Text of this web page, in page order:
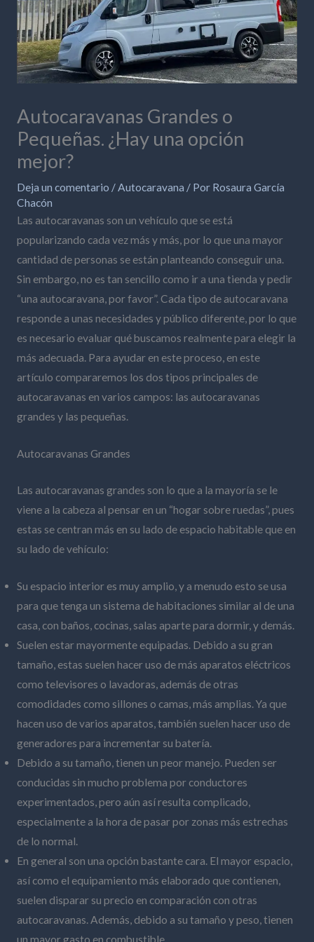
Autocaravanas Grandes o
Pequeñas. ¿Hay una opción
mejor?
Deja un comentario /Autocaravana / Por Rosaura García
Chacón
Las autocaravanas son un vehículo que se está
popularizando cada vez más y más, por lo que una mayor
cantidad de personas se están planteando conseguir una.
Sin embargo, no es tan sencillo como ir a una tienda y pedir
“una autocaravana, por favor”. Cada tipo de autocaravana
responde a unas necesidades y público diferente, por lo que
es necesario evaluar qué buscamos realmente para elegir la
más adecuada. Para ayudar en este proceso, en este
artículo compararemos los dos tipos principales de
autocaravanas en varios campos: las autocaravanas
grandes y las pequeñas.
Autocaravanas Grandes
Las autocaravanas grandes son lo que a la mayoría se le
viene a la cabeza al pensar en un “hogar sobre ruedas”, pues
estas se centran más en su lado de espacio habitable que en
su lado de vehículo:
Su espacio interior es muy amplio, y a menudo esto se usa
para que tenga un sistema de habitaciones similar al de una
casa, con baños, cocinas, salas aparte para dormir, y demás.
Suelen estar mayormente equipadas. Debido a su gran
tamaño, estas suelen hacer uso de más aparatos eléctricos
como televisores o lavadoras, además de otras
comodidades como sillones o camas, más amplias. Ya que
hacen uso de varios aparatos, también suelen hacer uso de
generadores para incrementar su batería.
Debido a su tamaño, tienen un peor manejo. Pueden ser
conducidas sin mucho problema por conductores
experimentados, pero aún así resulta complicado,
especialmente a la hora de pasar por zonas más estrechas
de lo normal.
En general son una opción bastante cara. El mayor espacio,
así como el equipamiento más elaborado que contienen,
suelen disparar su precio en comparación con otras
autocaravanas. Además, debido a su tamaño y peso, tienen
un mayor gasto en combustible.